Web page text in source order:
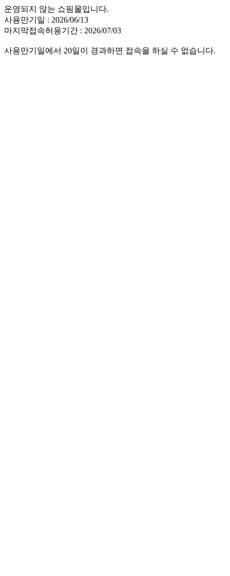
운영되지 않는 쇼핑몰입니다.
사용만기일 : 2026/06/13
마지막접속허용기간 : 2026/07/03
사용만기일에서 20일이 경과하면 접속을 하실 수 없습니다.